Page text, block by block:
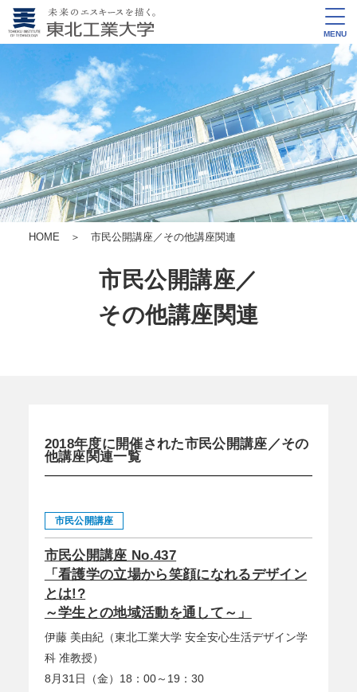
MENU
HOME ＞ 市民公開講座／その他講座関連
市民公開講座／
その他講座関連
2018年度に開催された市民公開講座／その
他講座関連一覧
市民公開講座
市民公開講座 No.437
「看護学の立場から笑顔になれるデザイン
とは!?
～学生との地域活動を通して～」
伊藤 美由紀（東北工業大学 安全安心生活デザイン学
科 准教授）
8月31日（金）18：00～19：30